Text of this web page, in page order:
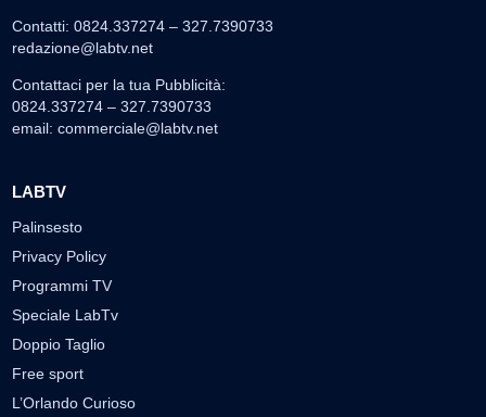
Contatti: 0824.337274 – 327.7390733
redazione@labtv.net
Contattaci per la tua Pubblicità:
0824.337274 – 327.7390733
email: commerciale@labtv.net
LABTV
Palinsesto
Privacy Policy
Programmi TV
Speciale LabTv
Doppio Taglio
Free sport
L’Orlando Curioso